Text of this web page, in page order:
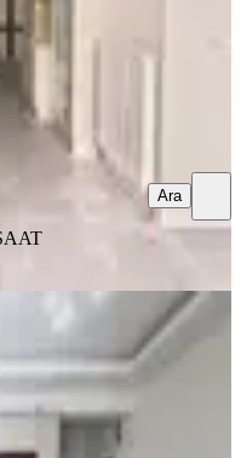
ÇAKIR
Ara
Karşısı Geniş Ve
Kirlk 1+1